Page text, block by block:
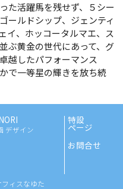
た活躍馬を残せず、５シー
ールドシップ、ジェンティ
イ、ホッコータルマエ、ス
ぶ黄金の世代にあって、グ
越したパフォーマンス
で一等星の輝きを放ち続
デザイン
特設
ページ
お問合せ
ィスなゆた